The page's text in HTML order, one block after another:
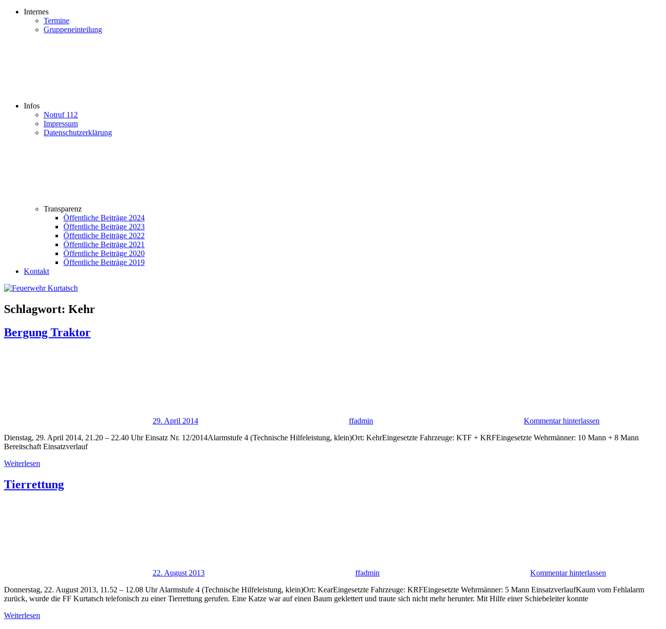
Internes
Termine
Gruppeneinteilung
Infos
Notruf 112
Impressum
Datenschutzerklärung
Transparenz
Öffentliche Beiträge 2024
Öffentliche Beiträge 2023
Öffentliche Beiträge 2022
Öffentliche Beiträge 2021
Öffentliche Beiträge 2020
Öffentliche Beiträge 2019
Kontakt
Schlagwort: Kehr
Bergung Traktor
29. April 2014 ffadmin
Kommentar hinterlassen
Dienstag, 29. April 2014, 21.20 – 22.40 Uhr Einsatz Nr. 12/2014Alarmstufe 4 (Technische Hilfeleistung, klein)Ort: KehrEingesetzte Fahrzeuge: KTF + KRFEingesetzte Wehrmänner: 10 Mann + 8 Mann
Bereitschaft Einsatzverlauf
Weiterlesen
Tierrettung
22. August 2013 ffadmin
Kommentar hinterlassen
Donnerstag, 22. August 2013, 11.52 – 12.08 Uhr Alarmstufe 4 (Technische Hilfeleistung, klein)Ort: KearEingesetzte Fahrzeuge: KRFEingesetzte Wehrmänner: 5 Mann EinsatzverlaufKaum vom Fehlalarm
zurück, wurde die FF Kurtatsch telefonisch zu einer Tierrettung gerufen. Eine Katze war auf einen Baum geklettert und traute sich nicht mehr herunter. Mit Hilfe einer Schiebeleiter konnte
Weiterlesen